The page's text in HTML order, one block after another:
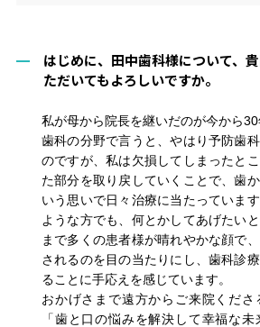
はじめに、田中歯科様について、
ただいてもよろしいですか。
私が母から院長を継いだのが今から
歯科の分野で言うと、やはり予防歯
のですが、私は欠損してしまったと
た部分を取り戻していくことで、歯
いう思いで日々治療に当たっていま
ような方でも、何とかしてあげたい
まで多くの患者様が晴れやかな顔で
されるのを目の当たりにし、歯科診
ることに手応えを感じています。
おかげさまで遠方からご来院くださ
「歯と口の悩みを解決して幸福な